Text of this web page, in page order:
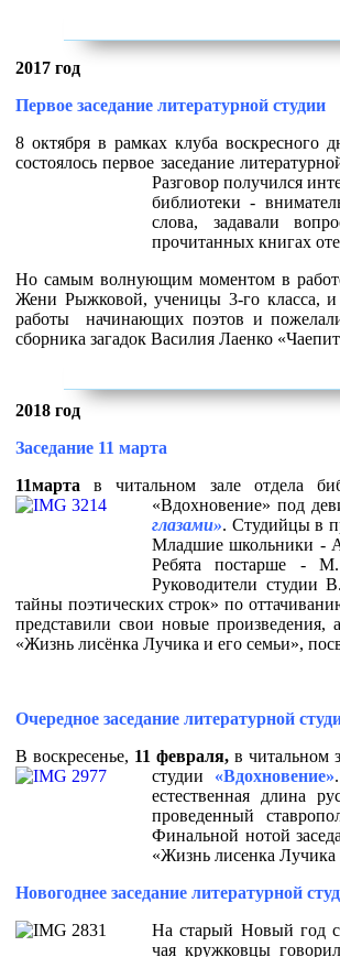
2017 год
Первое заседание литературной студии
8 октября в рамках клуба воскресного
состоялось первое заседание
Разговор получился
библиотеки -
слова, задавали
прочитанных книгах
Но самым волнующим моментом в работе
Жени Рыжковой, ученицы 3-го класса, и
работы начинающих поэтов и
сборника загадок Василия Лаенко
2018 год
Заседание 11 марта
11марта в читальном зале отдела
«Вдохновение» под
глазами». Студийцы в
Младшие школьники -
Ребята постарше -
Руководители студии
тайны поэтических строк» по
представили свои новые
«Жизнь лисёнка Лучика и его семьи»,
Очередное заседание литературной
В воскресенье, 11 февраля, в читальном
студии «Вдохновение»
естественная длина
проведенный
Финальной нотой
«Жизнь лисенка Лучика
Новогоднее заседание литературной
На старый Новый год
чая кружковцы